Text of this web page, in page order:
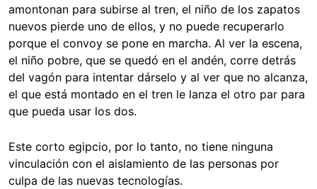
amontonan para subirse al tren, el niño de los zapatos
nuevos pierde uno de ellos, y no puede recuperarlo
porque el convoy se pone en marcha. Al ver la escena,
el niño pobre, que se quedó en el andén, corre detrás
del vagón para intentar dárselo y al ver que no alcanza,
el que está montado en el tren le lanza el otro par para
que pueda usar los dos.
Este corto egipcio, por lo tanto, no tiene ninguna
vinculación con el aislamiento de las personas por
culpa de las nuevas tecnologías.